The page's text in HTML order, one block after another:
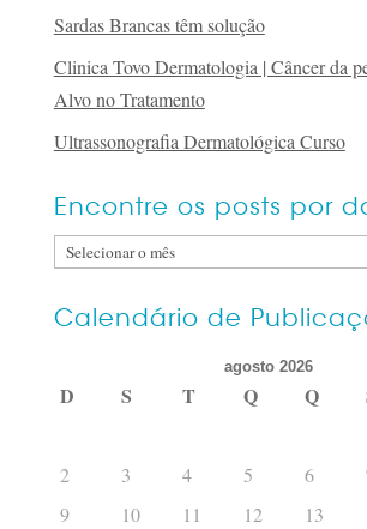
Sardas Brancas têm solução
Clinica Tovo Dermatologia | Câncer da
Alvo no Tratamento
Ultrassonografia Dermatológica Curso
Encontre os posts por
Encontre
posts
Calendário de
agosto 2026
D S T Q Q
2
3 4 5 6
9
10 11 12 13